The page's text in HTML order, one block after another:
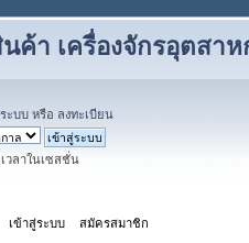
ค้า เครื่องจักรอุตสาห
ะบบ หรือ ลงทะเบียน
วลาในเซสชั่น
เข้าสู่ระบบ สมัครสมาชิก